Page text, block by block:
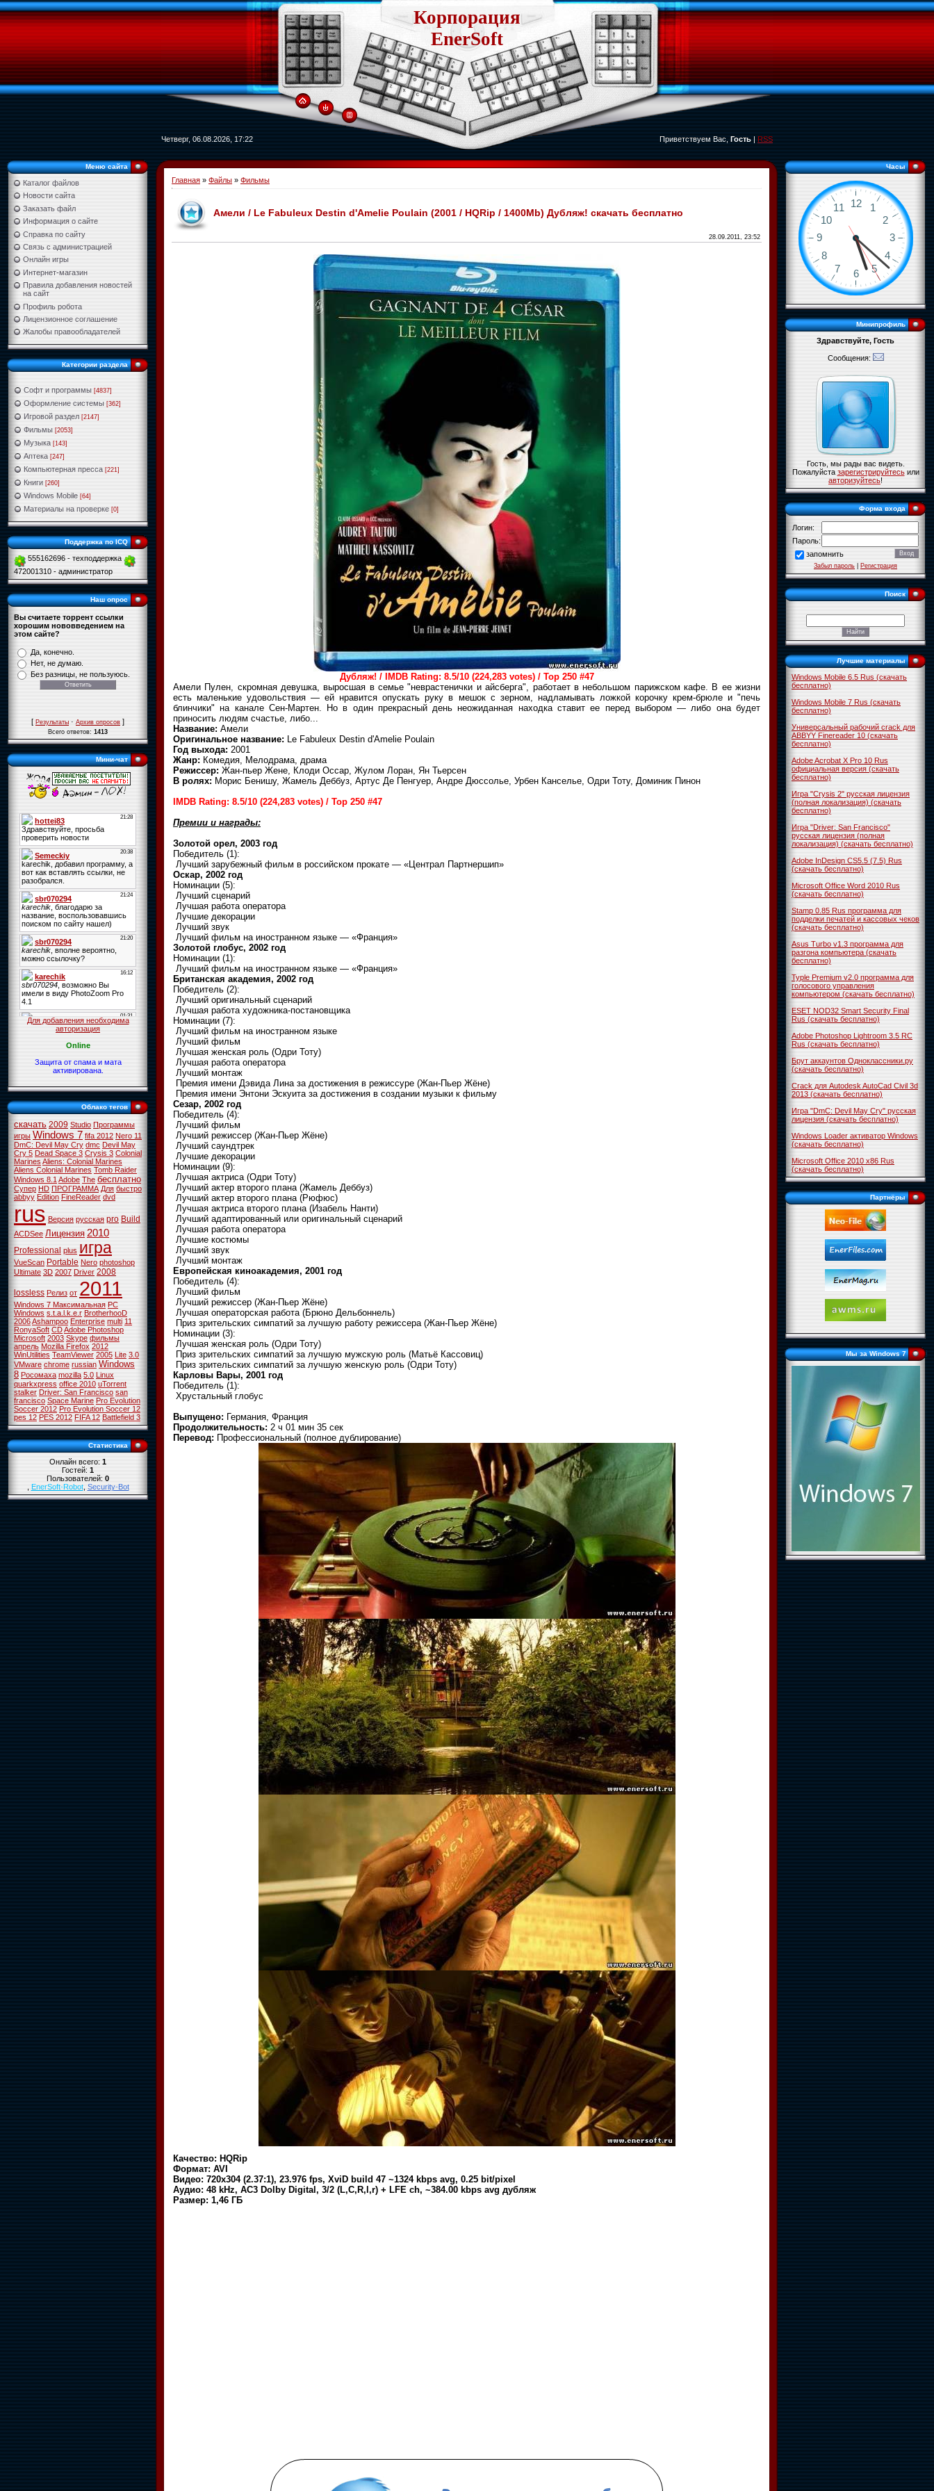
Корпорация
EnerSoft
Четверг, 06.08.2026, 17:22 Приветствуем Вас, Гость|RSS
Меню сайта
Каталог файлов
Новости сайта
Заказать файл
Информация о сайте
Справка по сайту
Связь с администрацией
Онлайн игры
Интернет-магазин
Правила добавления новостей
на сайт
Профиль робота
Лицензионное соглашение
Жалобы правообладателей
Категории раздела
Софт и программы [4837]
Оформление системы [362]
Игровой раздел [2147]
Фильмы [2053]
Музыка [143]
Аптека [247]
Компьютерная пресса [221]
Книги [260]
Windows Mobile [64]
Материалы на проверке [0]
Поддержка по ICQ
555162696 - техподдержка
472001310 - администратор
Наш опрос
Вы считаете торрент ссылки
хорошим нововведением на
этом сайте?
Да, конечно.
Нет, не думаю.
Без разницы, не пользуюсь.
[Результаты·Архив опросов]
Всего ответов:1413
Мини-чат
Для добавления необходима
авторизация
Online
Защита от спама и мата
активирована.
Облако тегов
скачать 2009 Studio Программы
игры Windows 7 fifa 2012 Nero 11
DmC: Devil May Cry dmc Devil May
Cry 5 Dead Space 3 Crysis 3 Colonial
MarinesAliens: Colonial Marines
Aliens Colonial Marines Tomb Raider
Windows 8.1Adobe The бесплатно
Супер HD ПРОГРАММА Для быстро
abbyy Edition FineReader dvd
rus Версия русская pro Build
ACDSee Лицензия 2010
Professional plus игра
VueScan Portable Nero photoshop
Ultimate 3D 2007 Driver 2008
lossless Релиз от 2011
Windows 7 Максимальная PC
Windows s.t.a.l.k.e.r BrotherhooD
2006Ashampoo Enterprise multi 11
RonyaSoft CDAdobe Photoshop
Microsoft 2003 Skype фильмы
апрель Mozilla Firefox 2012
WinUtilities TeamViewer 2005 Lite 3.0
VMware chrome russian Windows
8 Росомаха mozilla 5.0 Linux
quarkxpress office 2010 uTorrent
stalker Driver: San Francisco san
francisco Space Marine Pro Evolution
Soccer 2012 Pro Evolution Soccer 12
pes 12 PES 2012 FIFA 12 Battlefield 3
Статистика
Онлайн всего:1
Гостей:1
Пользователей:0
,EnerSoft-Robot,Security-Bot
Главная » Файлы » Фильмы
Амели / Le Fabuleux Destin d'Amelie Poulain (2001 / HQRip / 1400Mb) Дубляж! скачать бесплатно
28.09.2011, 23:52
Дубляж! / IMDB Rating: 8.5/10 (224,283 votes) / Top 250 #47
Амели Пулен, скромная девушка, выросшая в семье "неврастенички и айсберга", работает в небольшом парижском кафе. В ее жизни
есть маленькие удовольствия — ей нравится опускать руку в мешок с зерном, надламывать ложкой корочку крем-брюле и "печь
блинчики" на канале Сен-Мартен. Но в один прекрасный день неожиданная находка ставит ее перед выбором — либо она будет
приносить людям счастье, либо...
Название: Амели
Оригинальное название: Le Fabuleux Destin d'Amelie Poulain
Год выхода: 2001
Жанр: Комедия, Мелодрама, драма
Режиссер: Жан-пьер Жене, Клоди Оссар, Жулом Лоран, Ян Тьерсен
В ролях: Морис Бенишу, Жамель Деббуз, Артус Де Пенгуер, Андре Дюссолье, Урбен Канселье, Одри Тоту, Доминик Пинон
IMDB Rating: 8.5/10 (224,283 votes) / Top 250 #47
Премии и награды:
Золотой орел, 2003 год
Победитель (1):
Лучший зарубежный фильм в российском прокате — «Централ Партнершип»
Оскар, 2002 год
Номинации (5):
Лучший сценарий
Лучшая работа оператора
Лучшие декорации
Лучший звук
Лучший фильм на иностранном языке — «Франция»
Золотой глобус, 2002 год
Номинации (1):
Лучший фильм на иностранном языке — «Франция»
Британская академия, 2002 год
Победитель (2):
Лучший оригинальный сценарий
Лучшая работа художника-постановщика
Номинации (7):
Лучший фильм на иностранном языке
Лучший фильм
Лучшая женская роль (Одри Тоту)
Лучшая работа оператора
Лучший монтаж
Премия имени Дэвида Лина за достижения в режиссуре (Жан-Пьер Жёне)
Премия имени Энтони Эскуита за достижения в создании музыки к фильму
Сезар, 2002 год
Победитель (4):
Лучший фильм
Лучший режиссер (Жан-Пьер Жёне)
Лучший саундтрек
Лучшие декорации
Номинации (9):
Лучшая актриса (Одри Тоту)
Лучший актер второго плана (Жамель Деббуз)
Лучший актер второго плана (Рюфюс)
Лучшая актриса второго плана (Изабель Нанти)
Лучший адаптированный или оригинальный сценарий
Лучшая работа оператора
Лучшие костюмы
Лучший звук
Лучший монтаж
Европейская киноакадемия, 2001 год
Победитель (4):
Лучший фильм
Лучший режиссер (Жан-Пьер Жёне)
Лучшая операторская работа (Брюно Дельбоннель)
Приз зрительских симпатий за лучшую работу режиссера (Жан-Пьер Жёне)
Номинации (3):
Лучшая женская роль (Одри Тоту)
Приз зрительских симпатий за лучшую мужскую роль (Матьё Кассовиц)
Приз зрительских симпатий за лучшую женскую роль (Одри Тоту)
Карловы Вары, 2001 год
Победитель (1):
Хрустальный глобус
Выпущено: Германия, Франция
Продолжительность: 2 ч 01 мин 35 сек
Перевод: Профессиональный (полное дублирование)
Качество: HQRip
Формат: AVI
Видео: 720x304 (2.37:1), 23.976 fps, XviD build 47 ~1324 kbps avg, 0.25 bit/pixel
Аудио: 48 kHz, AC3 Dolby Digital, 3/2 (L,C,R,l,r) + LFE ch, ~384.00 kbps avg дубляж
Размер: 1,46 ГБ
Часы
Минипрофиль
Здравствуйте, Гость
Сообщения:
Гость, мы рады вас видеть.
Пожалуйстазарегистрируйтесьили
авторизуйтесь!
Форма входа
Логин:
Пароль:
запомнить
Забыл пароль|Регистрация
Поиск
Лучшие материалы
Windows Mobile 6.5 Rus (скачать
бесплатно)
Windows Mobile 7 Rus (скачать
бесплатно)
Универсальный рабочий crack для
ABBYY Finereader 10 (скачать
бесплатно)
Adobe Acrobat X Pro 10 Rus
официальная версия (скачать
бесплатно)
Игра "Crysis 2" русская лицензия
(полная локализация) (скачать
бесплатно)
Игра "Driver: San Francisco"
русская лицензия (полная
локализация) (скачать бесплатно)
Adobe InDesign CS5.5 (7.5) Rus
(скачать бесплатно)
Microsoft Office Word 2010 Rus
(скачать бесплатно)
Stamp 0.85 Rus программа для
подделки печатей и кассовых чеков
(скачать бесплатно)
Asus Turbo v1.3 программа для
разгона компьютера (скачать
бесплатно)
Typle Premium v2.0 программа для
голосового управления
компьютером (скачать бесплатно)
ESET NOD32 Smart Security Final
Rus (скачать бесплатно)
Adobe Photoshop Lightroom 3.5 RC
Rus (скачать бесплатно)
Брут аккаунтов Одноклассники.ру
(скачать бесплатно)
Crack для Autodesk AutoCad Civil 3d
2013 (скачать бесплатно)
Игра "DmC: Devil May Cry" русская
лицензия (скачать бесплатно)
Windows Loader активатор Windows
(скачать бесплатно)
Microsoft Office 2010 x86 Rus
(скачать бесплатно)
Партнёры
Мы за Windows 7